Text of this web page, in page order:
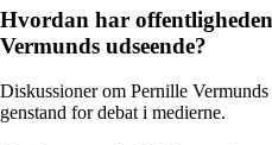
Hvordan har
Vermunds udseende?
Diskussioner om Pernille
genstand for debat i medierne.